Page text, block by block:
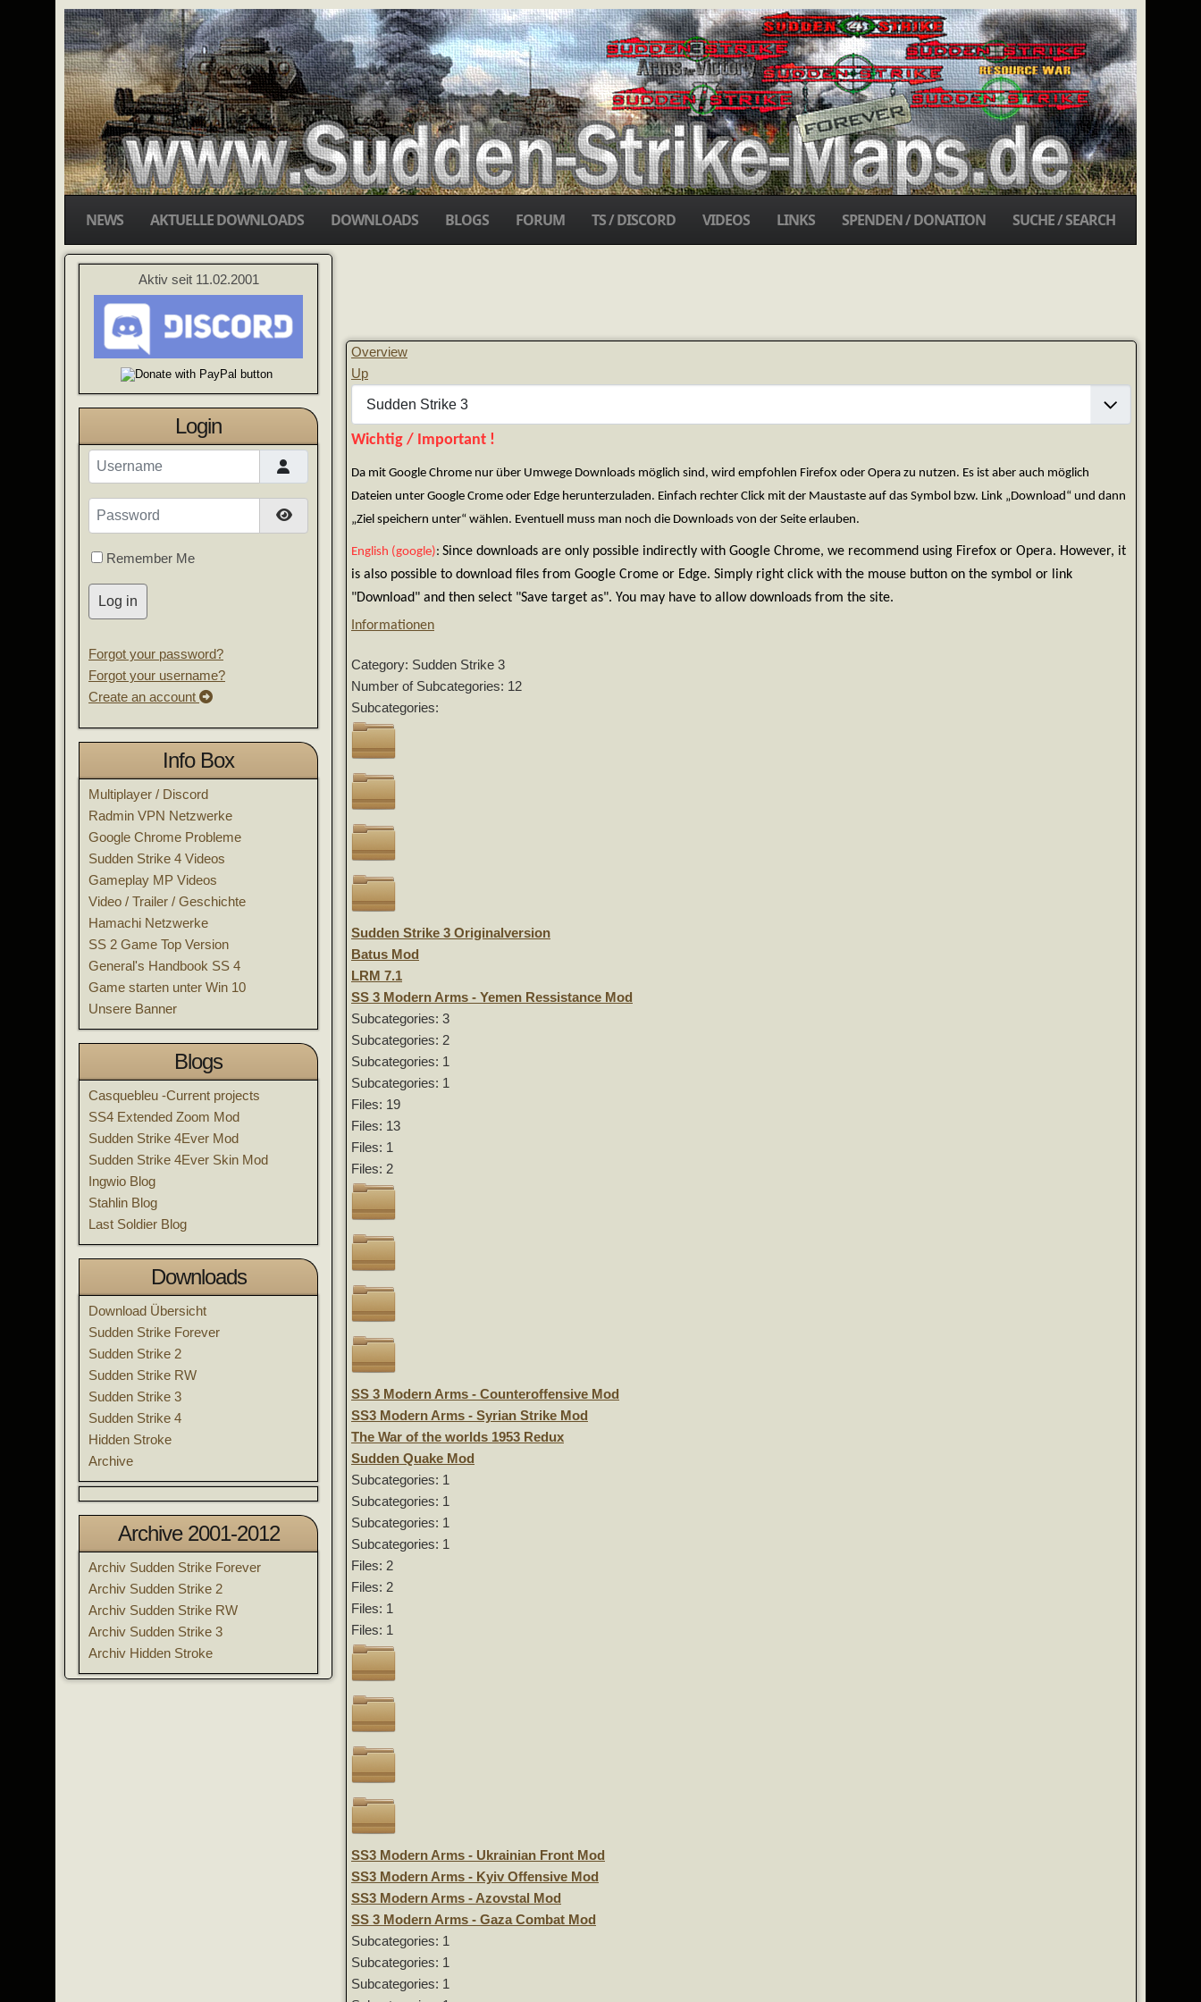
NEWS AKTUELLE DOWNLOADS DOWNLOADS BLOGS FORUM TS / DISCORD VIDEOS LINKS SPENDEN / DONATION SUCHE / SEARCH
Aktiv seit 11.02.2001
Login
Username
Password Show Password
Remember Me
Log in
Forgot your password?
Forgot your username?
Create an account
Info Box
Multiplayer / Discord
Radmin VPN Netzwerke
Google Chrome Probleme
Sudden Strike 4 Videos
Gameplay MP Videos
Video / Trailer / Geschichte
Hamachi Netzwerke
SS 2 Game Top Version
General's Handbook SS 4
Game starten unter Win 10
Unsere Banner
Blogs
Casquebleu -Current projects
SS4 Extended Zoom Mod
Sudden Strike 4Ever Mod
Sudden Strike 4Ever Skin Mod
Ingwio Blog
Stahlin Blog
Last Soldier Blog
Downloads
Download Übersicht
Sudden Strike Forever
Sudden Strike 2
Sudden Strike RW
Sudden Strike 3
Sudden Strike 4
Hidden Stroke
Archive
Archive 2001-2012
Archiv Sudden Strike Forever
Archiv Sudden Strike 2
Archiv Sudden Strike RW
Archiv Sudden Strike 3
Archiv Hidden Stroke
Overview
Up
Wichtig / Important !
Da mit Google Chrome nur über Umwege Downloads möglich sind, wird empfohlen Firefox oder Opera zu nutzen. Es ist aber auch möglich
Dateien unter Google Crome oder Edge herunterzuladen. Einfach rechter Click mit der Maustaste auf das Symbol bzw. Link „Download“ und dann
„Ziel speichern unter“ wählen. Eventuell muss man noch die Downloads von der Seite erlauben.
English (google): Since downloads are only possible indirectly with Google Chrome, we recommend using Firefox or Opera. However, it
is also possible to download files from Google Crome or Edge. Simply right click with the mouse button on the symbol or link
"Download" and then select "Save target as". You may have to allow downloads from the site.
Informationen
Category: Sudden Strike 3
Number of Subcategories: 12
Subcategories:
Sudden Strike 3 Originalversion
Batus Mod
LRM 7.1
SS 3 Modern Arms - Yemen Ressistance Mod
Subcategories: 3
Subcategories: 2
Subcategories: 1
Subcategories: 1
Files: 19
Files: 13
Files: 1
Files: 2
SS 3 Modern Arms - Counteroffensive Mod
SS3 Modern Arms - Syrian Strike Mod
The War of the worlds 1953 Redux
Sudden Quake Mod
Subcategories: 1
Subcategories: 1
Subcategories: 1
Subcategories: 1
Files: 2
Files: 2
Files: 1
Files: 1
SS3 Modern Arms - Ukrainian Front Mod
SS3 Modern Arms - Kyiv Offensive Mod
SS3 Modern Arms - Azovstal Mod
SS 3 Modern Arms - Gaza Combat Mod
Subcategories: 1
Subcategories: 1
Subcategories: 1